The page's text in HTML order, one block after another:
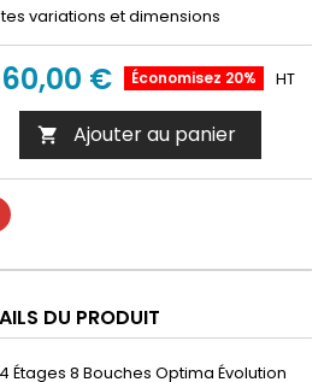
variations et dimensions
€ Économisez 20% HT
 Ajouter au panier
DU PRODUIT
Étages 8 Bouches Optima Évolution